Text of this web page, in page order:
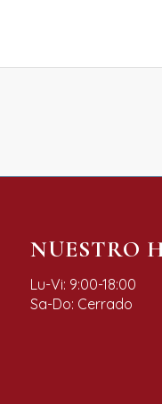
NUESTRO
Lu-Vi: 9:00-18:00
Sa-Do: Cerrado